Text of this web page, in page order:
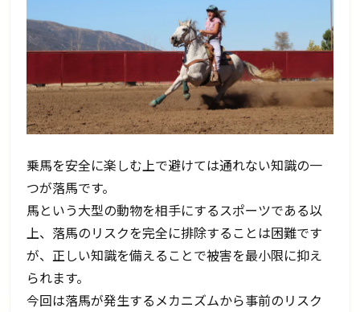
乗馬を安全に楽しむ上で避けては通れない知識の一
つが落馬です。
馬という大型の動物を相手にするスポーツである以
上、落馬のリスクを完全に排除することは困難です
が、正しい知識を備えることで被害を最小限に抑え
られます。
今回は落馬が発生するメカニズムから事前のリスク